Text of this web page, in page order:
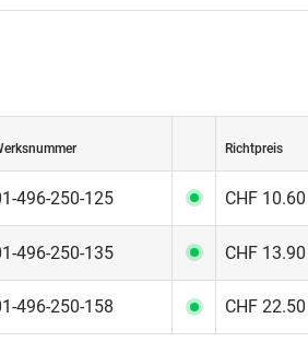
Richtpreis
496-250-125 CHF
496-250-135 CHF
496-250-158 CHF